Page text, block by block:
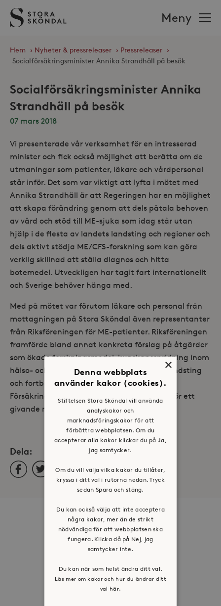
Stora
Sköndal
Meny
Hem › Nyheter & pressreleaser › Pressreleaser ›
Socialförsäkringsminister Annika Strandhäll på besök
Socialförsäkringsminister Annika
Strandhäll på besök
07 mars 2018
Vi presenterade vår verksamhet för en intresserad
minister och fick också möjlighet att berätta om de
utmaningar som patienter, läkare och vårdpersonal
står inför. Det som var viktigt att lyfta i mötet med
Annika Strandhäll är att Regeringen har en möjlighet
att skapa förändring genom att dels påtala behoven
av vård och stöd till ME-sjuka som idag står utan
hjälp i de flesta av landets landsting och regioner och
dels aktivt stödja ME/CFS-forskning som kan göra
verklig skillnad att ställa diagnos och hitta
botemedel. Utveckligen har tagit fart internationellt
och Sverige behöver hänga med.
Med på mötet var förutom läkare och personal från
mottagningen på Stora Sköndal även representanter
från Riksföreningen för ME-patienter. Riksföreningen
framförde bland annat konkreta förslag på åtgärder
som ökade forskningsmedel, kunskapsspridning inom
hälso- och sjukvård, mottagningar i varje landsting
och fortbildning av handläggare på
Försäkringskassan. Tack Annika Strandhäll för ett
givande möte.
Dela:
FacebookTwitterLinkedIn
Om oss
Organisation
Historia
Tillgänglighetsredogörelse
Visselblåsartjänst
×
Denna webbplats
använder kakor (cookies).
Stiftelsen Stora Sköndal vill använda
analyskakor och
marknadsföringskakor för att
förbättra webbplatsen. Om du
accepterar alla kakor klickar du på Ja,
jag samtycker.
Om du vill välja vilka kakor du tillåter,
kryssa i ditt val i rutorna nedan. Tryck
sedan Spara och stäng.
Du kan också välja att inte acceptera
några kakor, mer än de strikt
nödvändiga för att webbplatsen ska
fungera. Klicka då på Nej, jag
samtycker inte.
Du kan när som helst ändra ditt val.
Läs mer om kakor och hur du ändrar ditt
val här.